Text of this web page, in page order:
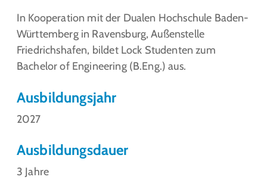
In Kooperation mit der Dualen Hochschule Baden-
Württemberg in Ravensburg, Außenstelle
Friedrichshafen, bildet Lock Studenten zum
Bachelor of Engineering (B.Eng.) aus.
Ausbildungsjahr
2027
Ausbildungsdauer
3 Jahre